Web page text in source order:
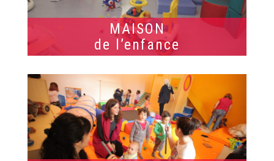
MAISON
de l’enfance